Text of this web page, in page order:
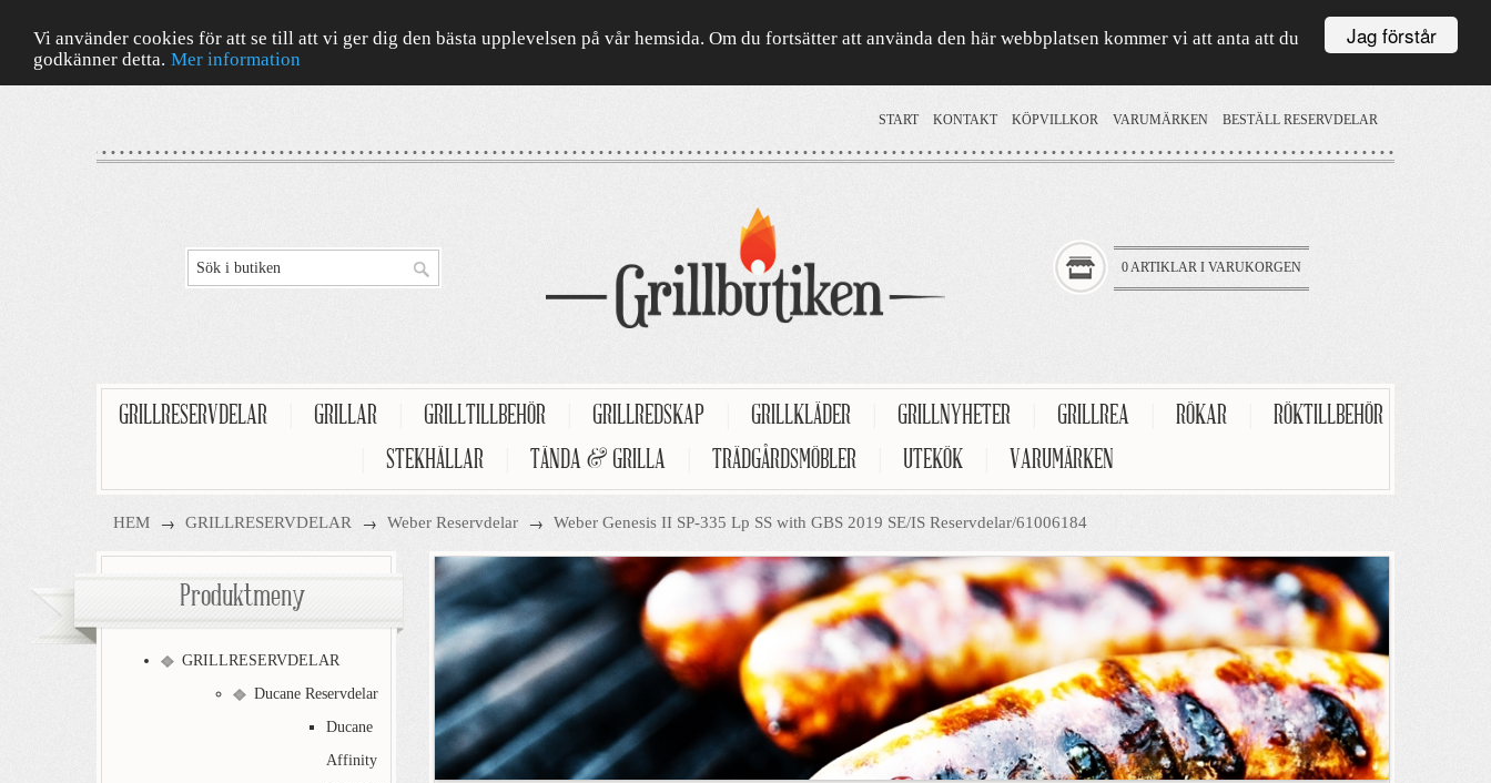
Jag förstår
Vi använder cookies för att se till att vi ger dig den bästa upplevelsen på vår hemsida. Om du fortsätter att använda den här webbplatsen kommer vi att anta att du
godkänner detta. Mer information
START KONTAKT KÖPVILLKOR VARUMÄRKEN BESTÄLL RESERVDELAR
0 ARTIKLAR I VARUKORGEN
GRILLRESERVDELAR GRILLAR GRILLTILLBEHÖR GRILLREDSKAP GRILLKLÄDER GRILLNYHETER GRILLREA RÖKAR
RÖKTILLBEHÖR
STEKHÄLLAR TÄNDA & GRILLA TRÄDGÅRDSMÖBLER UTEKÖK VARUMÄRKEN
HEM → GRILLRESERVDELAR → Weber Reservdelar → Weber Genesis II SP-335 Lp SS with GBS 2019 SE/IS Reservdelar/61006184
Produktmeny
GRILLRESERVDELAR
Ducane Reservdelar
Ducane
Affinity